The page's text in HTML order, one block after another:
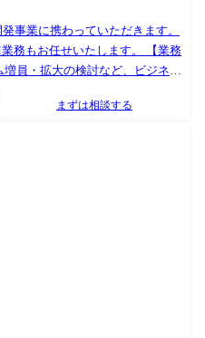
事業に携わっていただきます。
お任せいたします。 【業務
員・拡大の検討など、ビジネス
タイミングによってはスキルチ
、Vue.js、Python、Go、Ruby、
るWebシステムでの開発業務等、
を通じて、希望やキャリアプラ
状況にもよりますが、当社では
っています。 案件事例 ￭
・対応フェーズ:企画・デザイン
実装、 単体結合試験 、受入支
まずは相談する